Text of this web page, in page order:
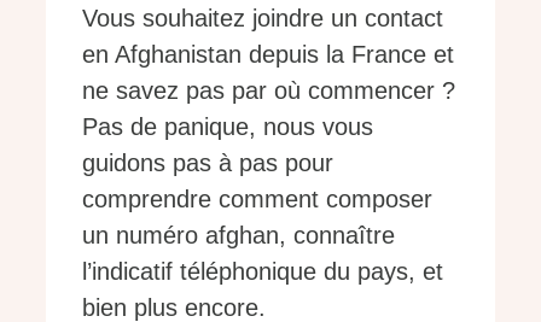
Vous souhaitez joindre un contact
en Afghanistan depuis la France et
ne savez pas par où commencer ?
Pas de panique, nous vous
guidons pas à pas pour
comprendre comment composer
un numéro afghan, connaître
l’indicatif téléphonique du pays, et
bien plus encore.